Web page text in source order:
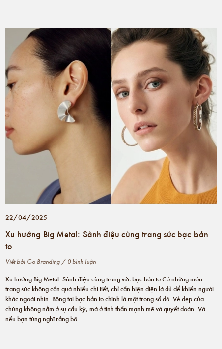
22/04/2025
Xu hướng Big Metal: Sành điệu cùng trang sức bạc bản
to
Viết bởi Go Branding / 0 bình luận
Xu hướng Big Metal: Sành điệu cùng trang sức bạc bản to Có những món
trang sức không cần quá nhiều chi tiết, chỉ cần hiện diện là đủ để khiến người
khác ngoái nhìn. Bông tai bạc bản to chính là một trong số đó. Vẻ đẹp của
chúng không nằm ở sự cầu kỳ, mà ở tinh thần mạnh mẽ và quyết đoán. Và
nếu bạn từng nghĩ rằng bô...